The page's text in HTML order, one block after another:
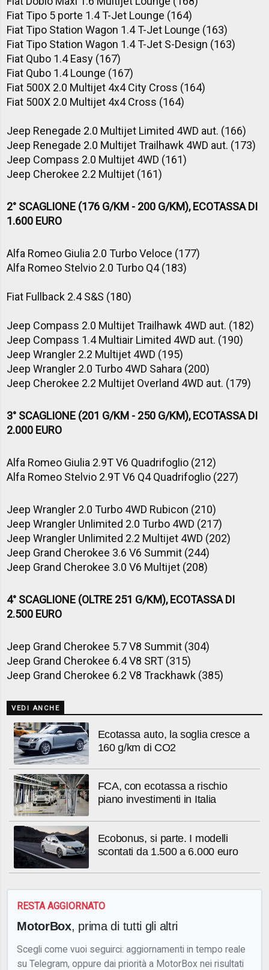
Fiat Tipo 5 porte 1.4 T-Jet Lounge (164)
Fiat Tipo Station Wagon 1.4 T-Jet Lounge (163)
Fiat Tipo Station Wagon 1.4 T-Jet S-Design (163)
Fiat Qubo 1.4 Easy (167)
Fiat Qubo 1.4 Lounge (167)
Fiat 500X 2.0 Multijet 4x4 City Cross (164)
Fiat 500X 2.0 Multijet 4x4 Cross (164)
Jeep Renegade 2.0 Multijet Limited 4WD aut. (166)
Jeep Renegade 2.0 Multijet Trailhawk 4WD aut. (173)
Jeep Compass 2.0 Multijet 4WD (161)
Jeep Cherokee 2.2 Multijet (161)
2° SCAGLIONE (176 G/KM - 200 G/KM), ECOTASSA DI
1.600 EURO
Alfa Romeo Giulia 2.0 Turbo Veloce (177)
Alfa Romeo Stelvio 2.0 Turbo Q4 (183)
Fiat Fullback 2.4 S&S (180)
Jeep Compass 2.0 Multijet Trailhawk 4WD aut. (182)
Jeep Compass 1.4 Multiair Limited 4WD aut. (190)
Jeep Wrangler 2.2 Multijet 4WD (195)
Jeep Wrangler 2.0 Turbo 4WD Sahara (200)
Jeep Cherokee 2.2 Multijet Overland 4WD aut. (179)
3° SCAGLIONE (201 G/KM - 250 G/KM), ECOTASSA DI
2.000 EURO
Alfa Romeo Giulia 2.9T V6 Quadrifoglio (212)
Alfa Romeo Stelvio 2.9T V6 Q4 Quadrifoglio (227)
Jeep Wrangler 2.0 Turbo 4WD Rubicon (210)
Jeep Wrangler Unlimited 2.0 Turbo 4WD (217)
Jeep Wrangler Unlimited 2.2 Multijet 4WD (202)
Jeep Grand Cherokee 3.6 V6 Summit (244)
Jeep Grand Cherokee 3.0 V6 Multijet (208)
4° SCAGLIONE (OLTRE 251 G/KM), ECOTASSA DI
2.500 EURO
Jeep Grand Cherokee 5.7 V8 Summit (304)
Jeep Grand Cherokee 6.4 V8 SRT (315)
Jeep Grand Cherokee 6.2 V8 Trackhawk (385)
VEDI ANCHE
Ecotassa auto, la soglia cresce a
160 g/km di CO2
FCA, con ecotassa a rischio
piano investimenti in Italia
Ecobonus, si parte. I modelli
scontati da 1.500 a 6.000 euro
RESTA AGGIORNATO
MotorBox, prima di tutti gli altri
Scegli come vuoi seguirci: aggiornamenti in tempo reale
su Telegram, oppure dai priorità a MotorBox nei risultati